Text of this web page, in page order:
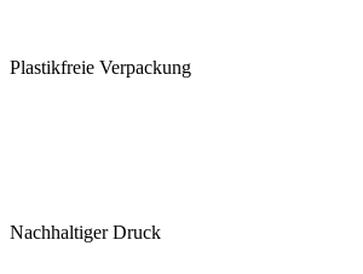
Plastikfreie Verpackung
Nachhaltiger Druck